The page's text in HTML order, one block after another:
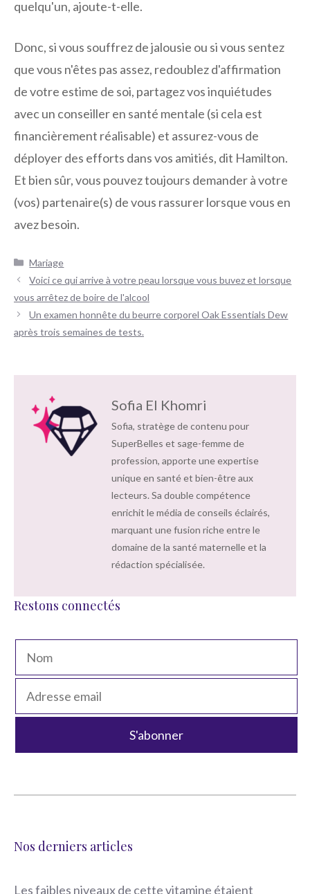
quelqu'un, ajoute-t-elle.
Donc, si vous souffrez de jalousie ou si vous sentez
que vous n'êtes pas assez, redoublez d'affirmation
de votre estime de soi, partagez vos inquiétudes
avec un conseiller en santé mentale (si cela est
financièrement réalisable) et assurez-vous de
déployer des efforts dans vos amitiés, dit Hamilton.
Et bien sûr, vous pouvez toujours demander à votre
(vos) partenaire(s) de vous rassurer lorsque vous en
avez besoin.
Catégories
Mariage
Navigation
Voici ce qui arrive à votre peau lorsque vous buvez et lorsque
vous arrêtez de boire de l'alcool
Un examen honnête du beurre corporel Oak Essentials Dew
après trois semaines de tests.
Sofia El Khomri
Sofia, stratège de contenu pour
SuperBelles et sage-femme de
profession, apporte une expertise
unique en santé et bien-être aux
lecteurs. Sa double compétence
enrichit le média de conseils éclairés,
marquant une fusion riche entre le
domaine de la santé maternelle et la
rédaction spécialisée.
Restons connectés
Nos derniers articles
Les faibles niveaux de cette vitamine étaient